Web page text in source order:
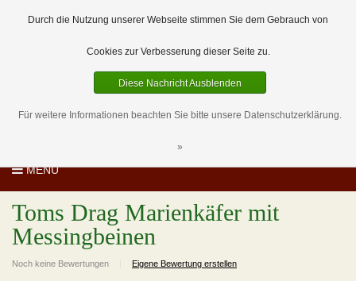
0 Artikel
DE
EUR
MENU
Toms Drag Marienkäfer mit
Messingbeinen
Noch keine Bewertungen Eigene Bewertung erstellen
Durch die Nutzung unserer Webseite stimmen Sie dem Gebrauch von
Cookies zur Verbesserung dieser Seite zu.
Diese Nachricht Ausblenden
Für weitere Informationen beachten Sie bitte unsere Datenschutzerklärung.
»